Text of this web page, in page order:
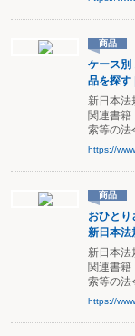
商品
ケース別
品を探す
新日本法
関連書籍
索等の法
https://
商品
おひとり
新日本法
新日本法
関連書籍
索等の法
https://